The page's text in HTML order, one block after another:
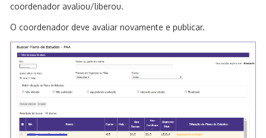
coordenador avaliou/liberou.
O coordenador deve avaliar novamente e publicar.